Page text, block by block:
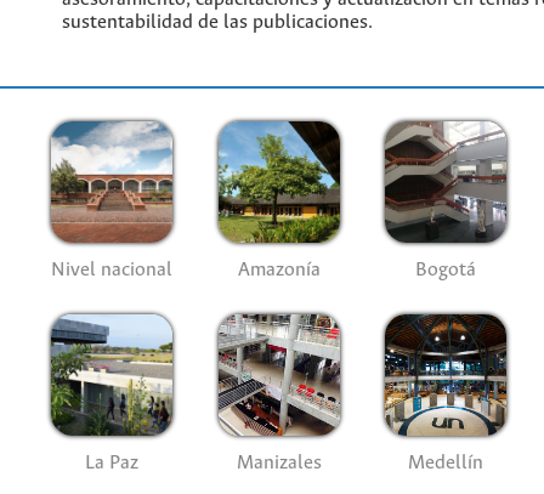
sustentabilidad de las publicaciones.
Nivel nacional Amazonía Bogotá
La Paz Manizales Medellín